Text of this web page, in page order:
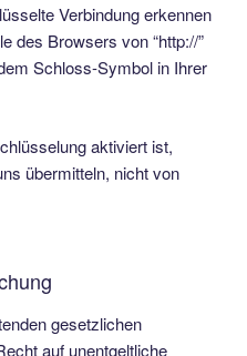
Verbindung erkennen
des Browsers von “http://”
Schloss-Symbol in Ihrer
aktiviert ist,
übermitteln, nicht von
gesetzlichen
auf unentgeltliche